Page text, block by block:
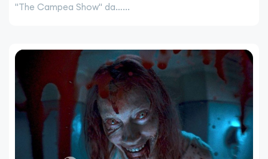
"The Campea Show" da…...